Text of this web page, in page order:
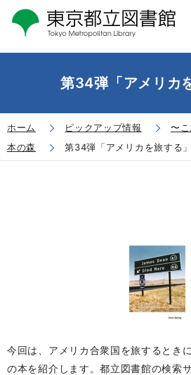
第34弾「アメリカ
ホーム ピックアップ情報
〜
本の森
第34弾「アメリカを旅する」
今回は、アメリカ合衆国を旅するとき
の本を紹介します。都立図書館の検索